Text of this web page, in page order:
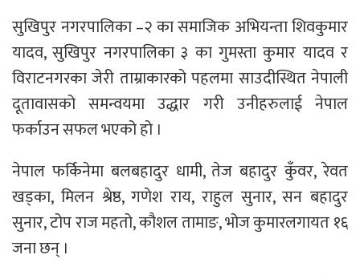
सुखिपुर नगरपालिका –२ का समाजिक अभियन्ता शिवकुमार
यादव, सुखिपुर नगरपालिका ३ का गुमस्ता कुमार यादव र
विराटनगरका जेरी ताम्राकारको पहलमा साउदीस्थित नेपाली
दूतावासको समन्वयमा उद्धार गरी उनीहरुलाई नेपाल
फर्काउन सफल भएको हो ।
नेपाल फर्किनेमा बलबहादुर धामी, तेज बहादुर कुँवर, रेवत
खड्का, मिलन श्रेष्ठ, गणेश राय, राहुल सुनार, सन बहादुर
सुनार, टोप राज महतो, कौशल तामाङ, भोज कुमारलगायत १६
जना छन् ।